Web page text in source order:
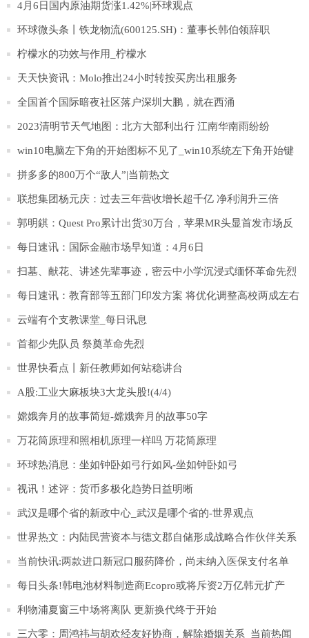
4月6日国内原油期货涨1.42%|环球观点
环球微头条丨铁龙物流(600125.SH)：董事长韩伯领辞职
柠檬水的功效与作用_柠檬水
天天快资讯：Molo推出24小时转按买房出租服务
全国首个国际暗夜社区落户深圳大鹏，就在西涌
2023清明节天气地图：北方大部利出行 江南华南雨纷纷
win10电脑左下角的开始图标不见了_win10系统左下角开始键
不见|环球微头条
拼多多的800万个“敌人”|当前热文
联想集团杨元庆：过去三年营收增长超千亿 净利润升三倍
郭明錤：Quest Pro累计出货30万台，苹果MR头显首发市场反
馈存疑
每日速讯：国际金融市场早知道：4月6日
扫墓、献花、讲述先辈事迹，密云中小学沉浸式缅怀革命先烈
每日速讯：教育部等五部门印发方案 将优化调整高校两成左右
学科专业布点
云端有个支教课堂_每日讯息
首都少先队员 祭奠革命先烈
世界快看点丨新任教师如何站稳讲台
A股:工业大麻板块3大龙头股!(4/4)
嫦娥奔月的故事简短-嫦娥奔月的故事50字
万花筒原理和照相机原理一样吗 万花筒原理
环球热消息：坐如钟卧如弓行如风-坐如钟卧如弓
视讯！述评：货币多极化趋势日益明晰
武汉是哪个省的新政中心_武汉是哪个省的-世界观点
世界热文：内陆民营资本与德文郡自储形成战略合作伙伴关系
当前快讯:两款进口新冠口服药降价，尚未纳入医保支付名单
每日头条!韩电池材料制造商Ecopro或将斥资2万亿韩元扩产
利物浦夏窗三中场将离队 更新换代终于开始
三六零：周鸿祎与胡欢经友好协商，解除婚姻关系_当前热闻